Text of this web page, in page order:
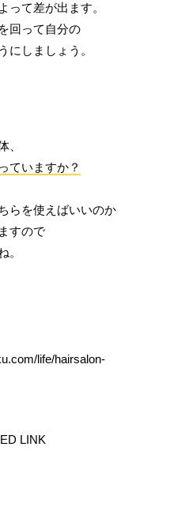
って差が出ます。
回って自分の
にしましょう。
、
ていますか？
らを使えばいいのか
すので
。
life/hairsalon-
LINK